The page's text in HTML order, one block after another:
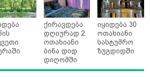
ქირავდება
დღიურად 2
ოთახიანი
ბინა დიდ
დიღომში
იყიდება 30
ოთახიანი
სასტუმრო
ზუგდიდში